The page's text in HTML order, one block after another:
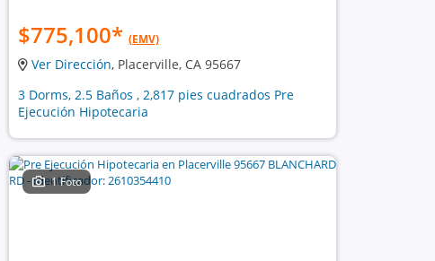
$775,100* (EMV)
Ver Dirección, Placerville, CA 95667
3 Dorms, 2.5 Baños , 2,817 pies cuadrados Pre
Ejecución Hipotecaria
1 Foto